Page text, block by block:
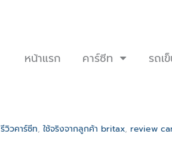
หน้าแรก คาร์ซีท รถเ
รีวิวคาร์ซีท, ใช้จริงจากลูกค้า britax, review